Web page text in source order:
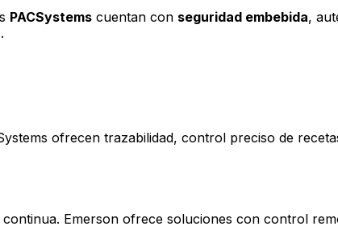
PACSystems cuentan con seguridad embebida,
ofrecen trazabilidad, control preciso de
Emerson ofrece soluciones con control